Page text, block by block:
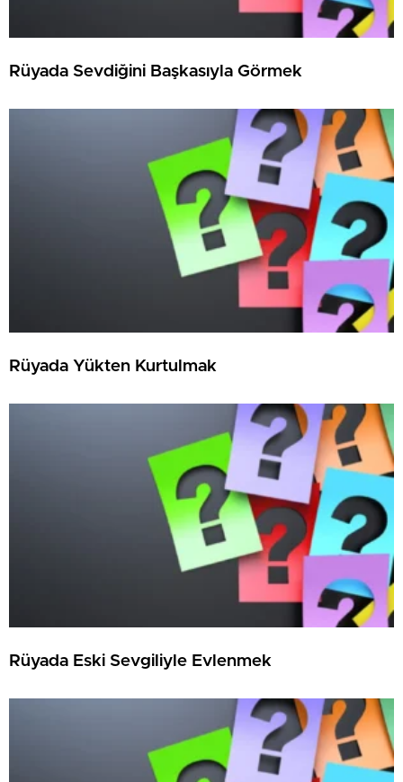
Rüyada Sevdiğini Başkasıyla Görmek
Rüyada Yükten Kurtulmak
Rüyada Eski Sevgiliyle Evlenmek